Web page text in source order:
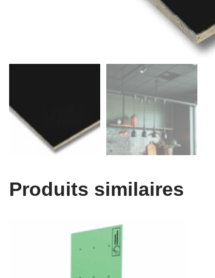
Produits similaires